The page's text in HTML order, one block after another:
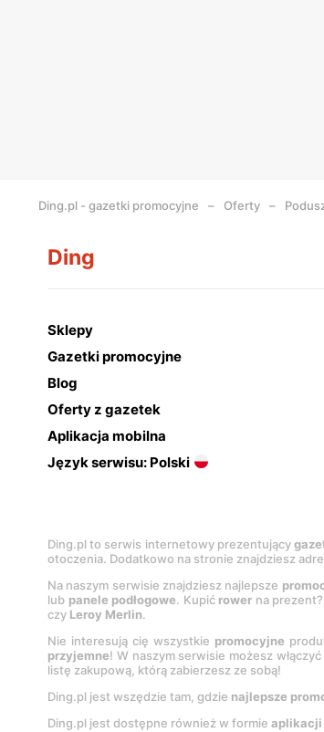
Ding.pl - gazetki promocyjne Oferty
Ding
Sklepy
Gazetki promocyjne
Blog
Oferty z gazetek
Aplikacja mobilna
Język serwisu: Polski
Ding.pl to serwis internetowy prezentujący
otoczenia. Dodatkowo na stronie znajdziesz
Na naszym serwisie znajdziesz najlepsze
lub panele podłogowe. Kupić rower na
czy Leroy Merlin.
Nie interesują cię wszystkie promocyjne
przyjemne! W naszym serwisie możesz
listę zakupową, którą zabierzesz ze sobą!
Ding.pl jest wszędzie tam, gdzie najlepsze
Ding.pl jest dostępne również w formie aplikacji